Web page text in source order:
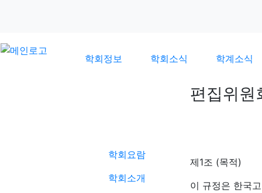
학회정보 학회소식 학계소식
학회요람
학회소개
편집위원
제1조 (목적)
이 규정은 한국